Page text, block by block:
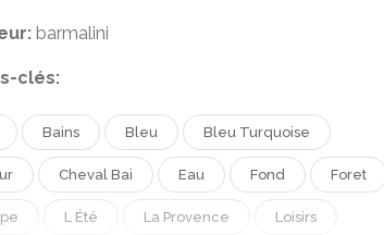
barmalini
clés:
Bains Bleu Bleu Turquoise
Cheval Bai Eau Fond Foret
L Été La Provence Loisirs